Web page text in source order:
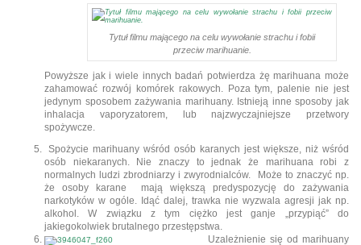
Tytuł filmu mającego na celu wywołanie strachu i fobii
przeciw marihuanie.
Powyższe jak i wiele innych badań potwierdza żę marihuana może
zahamować rozwój komórek rakowych. Poza tym, palenie nie jest
jedynym sposobem zażywania marihuany. Istnieją inne sposoby jak
inhalacja vaporyzatorem, lub najzwyczajniejsze przetwory
spożywcze.
Spożycie marihuany wśród osób karanych jest większe, niż wśród
osób niekaranych. Nie znaczy to jednak że marihuana robi z
normalnych ludzi zbrodniarzy i zwyrodnialców. Może to znaczyć np.
że osoby karane mają większą predyspozycję do zażywania
narkotyków w ogóle. Idąć dalej, trawka nie wyzwala agresji jak np.
alkohol. W związku z tym ciężko jest ganje „przypiąć” do
jakiegokolwiek brutalnego przestępstwa.
Uzależnienie się od marihuany